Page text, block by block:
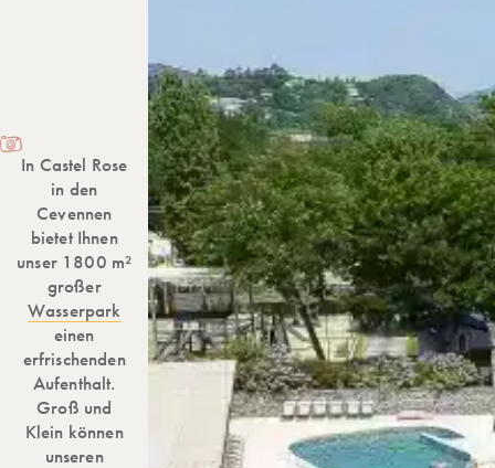
In Castel Rose
in den
Cevennen
bietet Ihnen
unser 1800 m²
großer
Wasserpark
einen
erfrischenden
Aufenthalt.
Groß und
Klein können
unseren